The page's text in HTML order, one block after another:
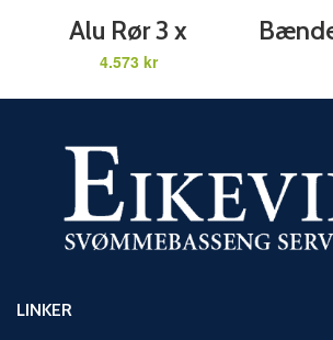
Alu Rør 3 x
2700mm
kr
LINKER